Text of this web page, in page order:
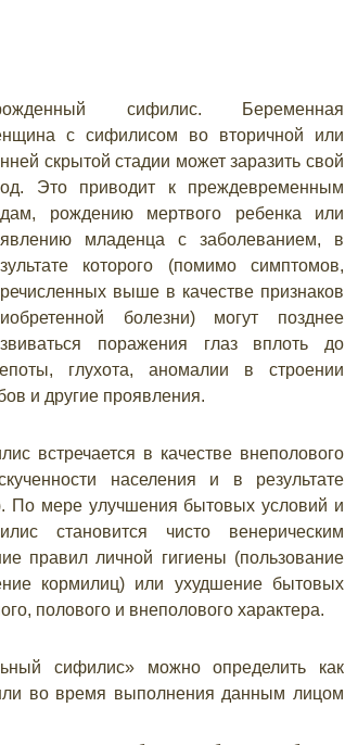
сифилис. Беременная
с сифилисом во вторичной или
скрытой стадии может заразить свой
Это приводит к преждевременным
рождению мертвого ребенка или
младенца с заболеванием, в
которого (помимо симптомов,
выше в качестве признаков
болезни) могут позднее
поражения глаз вплоть до
глухота, аномалии в строении
и другие проявления.
встречается в качестве внеполового
населения и в результате
По мере улучшения бытовых условий и
становится чисто венерическим
правил личной гигиены (пользование
кормилиц) или ухудшение бытовых
полового и внеполового характера.
сифилис» можно определить как
во время выполнения данным лицом